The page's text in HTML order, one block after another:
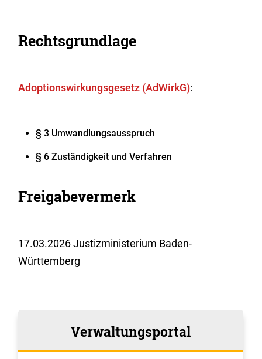
Rechtsgrundlage
Adoptionswirkungsgesetz (AdWirkG):
§ 3 Umwandlungsausspruch
§ 6 Zuständigkeit und Verfahren
Freigabevermerk
17.03.2026 Justizministerium Baden-
Württemberg
Verwaltungsportal